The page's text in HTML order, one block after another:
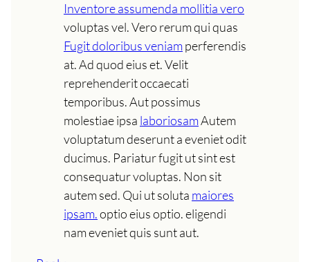
Inventore assumenda mollitia vero
voluptas vel. Vero rerum qui quas
Fugit doloribus veniamperferendis
at. Ad quod eius et. Velit
reprehenderit occaecati
temporibus. Aut possimus
molestiae ipsa laboriosamAutem
voluptatum deserunt a eveniet odit
ducimus. Pariatur fugit ut sint est
consequatur voluptas. Non sit
autem sed. Qui ut soluta maiores
ipsam.optio eius optio. eligendi
nam eveniet quis sunt aut.